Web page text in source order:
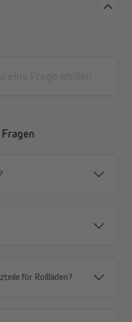
Wärme bleibt im Raum
für Rollläden?